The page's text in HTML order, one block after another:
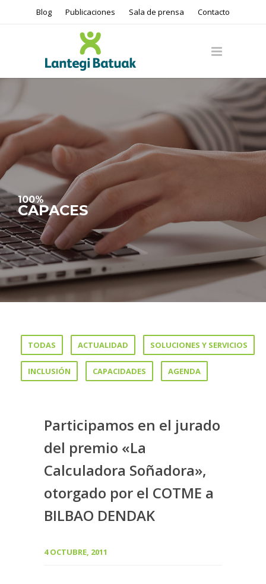
Blog Publicaciones Sala de prensa Contacto
100%
CAPACES
TODAS ACTUALIDAD SOLUCIONES Y SERVICIOS
INCLUSIÓN CAPACIDADES AGENDA
Participamos en el jurado
del premio «La
Calculadora Soñadora»,
otorgado por el COTME a
BILBAO DENDAK
4 OCTUBRE, 2011